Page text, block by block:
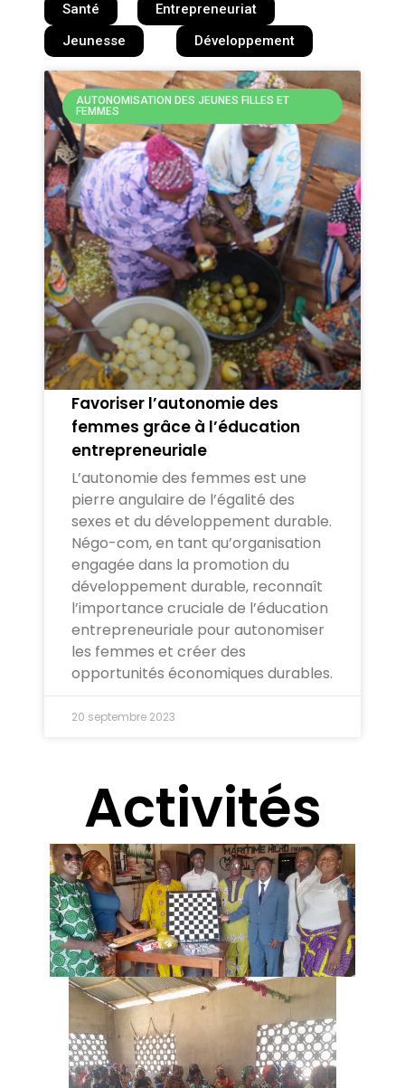
Santé
Entrepreneuriat
Jeunesse
Développement
AUTONOMISATION DES JEUNES FILLES ET
FEMMES
Favoriser l’autonomie des
femmes grâce à l’éducation
entrepreneuriale
L’autonomie des femmes est une
pierre angulaire de l’égalité des
sexes et du développement durable.
Négo-com, en tant qu’organisation
engagée dans la promotion du
développement durable, reconnaît
l’importance cruciale de l’éducation
entrepreneuriale pour autonomiser
les femmes et créer des
opportunités économiques durables.
20 septembre 2023
Activités